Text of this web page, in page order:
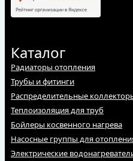
Каталог
Радиаторы отопления
Трубы и фитинги
Распределительные
Теплоизоляция для труб
Бойлеры косвенного нагрева
Насосные группы для
Электрические